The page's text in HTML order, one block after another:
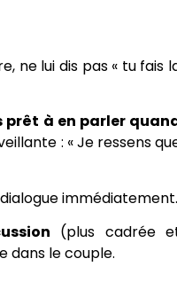
ne lui dis pas « tu fais
prêt à en parler
: « Je ressens
immédiatement.
(plus cadrée
dans le couple.